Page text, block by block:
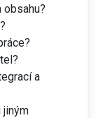
a
jiným